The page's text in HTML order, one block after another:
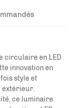
circulaire en LED
innovation en
style et
extérieur.
ce luminaire